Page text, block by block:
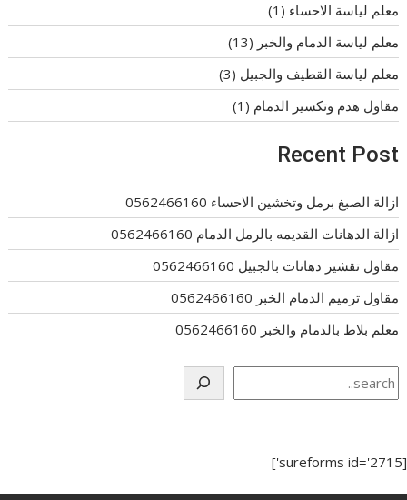
معلم لياسة الاحساء (1)
معلم لياسة الدمام والخبر (13)
معلم لياسة القطيف والجبيل (3)
مقاول هدم وتكسير الدمام (1)
Recent Post
ازالة الصبغ برمل وتخشين الاحساء 0562466160
ازالة الدهانات القديمه بالرمل الدمام 0562466160
مقاول تقشير دهانات بالجبيل 0562466160
مقاول ترميم الدمام الخبر 0562466160
معلم بلاط بالدمام والخبر 0562466160
Search
[sureforms id='2715']